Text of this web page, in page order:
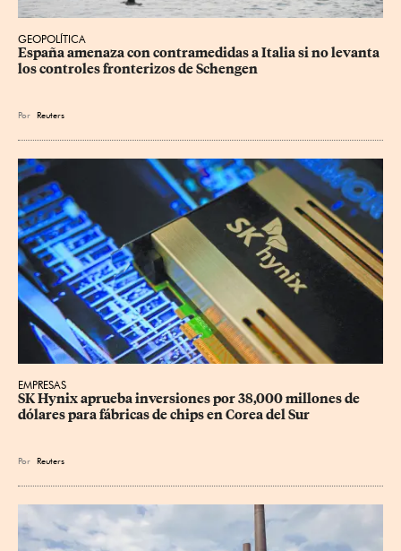
GEOPOLÍTICA
España amenaza con contramedidas a Italia si no levanta
los controles fronterizos de Schengen
Por Reuters
EMPRESAS
SK Hynix aprueba inversiones por 38,000 millones de
dólares para fábricas de chips en Corea del Sur
Por Reuters